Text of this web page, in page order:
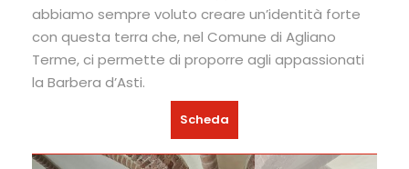
abbiamo sempre voluto creare un’identità forte
con questa terra che, nel Comune di Agliano
Terme, ci permette di proporre agli appassionati
la Barbera d’Asti.
Scheda